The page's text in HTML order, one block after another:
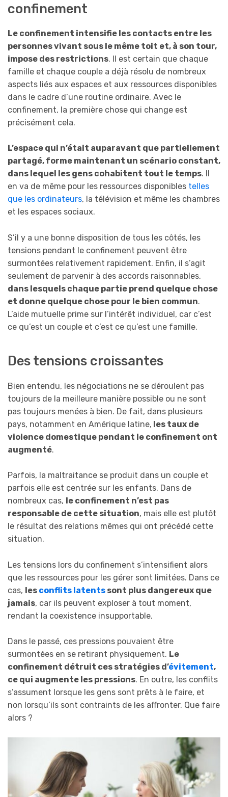
confinement
Le confinement intensifie les contacts entre les
personnes vivant sous le même toit et, à son tour,
impose des restrictions. Il est certain que chaque
famille et chaque couple a déjà résolu de nombreux
aspects liés aux espaces et aux ressources disponibles
dans le cadre d’une routine ordinaire. Avec le
confinement, la première chose qui change est
précisément cela.
L’espace qui n’était auparavant que partiellement
partagé, forme maintenant un scénario constant,
dans lequel les gens cohabitent tout le temps. Il
en va de même pour les ressources disponibles telles
que les ordinateurs, la télévision et même les chambres
et les espaces sociaux.
S’il y a une bonne disposition de tous les côtés, les
tensions pendant le confinement peuvent être
surmontées relativement rapidement. Enfin, il s’agit
seulement de parvenir à des accords raisonnables,
dans lesquels chaque partie prend quelque chose
et donne quelque chose pour le bien commun.
L’aide mutuelle prime sur l’intérêt individuel, car c’est
ce qu’est un couple et c’est ce qu’est une famille.
Des tensions croissantes
Bien entendu, les négociations ne se déroulent pas
toujours de la meilleure manière possible ou ne sont
pas toujours menées à bien. De fait, dans plusieurs
pays, notamment en Amérique latine, les taux de
violence domestique pendant le confinement ont
augmenté.
Parfois, la maltraitance se produit dans un couple et
parfois elle est centrée sur les enfants. Dans de
nombreux cas, le confinement n’est pas
responsable de cette situation, mais elle est plutôt
le résultat des relations mêmes qui ont précédé cette
situation.
Les tensions lors du confinement s’intensifient alors
que les ressources pour les gérer sont limitées. Dans ce
cas, les conflits latents sont plus dangereux que
jamais, car ils peuvent exploser à tout moment,
rendant la coexistence insupportable.
Dans le passé, ces pressions pouvaient être
surmontées en se retirant physiquement. Le
confinement détruit ces stratégies d’évitement,
ce qui augmente les pressions. En outre, les conflits
s’assument lorsque les gens sont prêts à le faire, et
non lorsqu’ils sont contraints de les affronter. Que faire
alors ?